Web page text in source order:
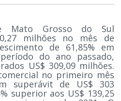
Mato Grosso do Sul
milhões no mês de
de 61,85% em
do ano passado,
US$ 309,09 milhões.
no primeiro mês
superávit de US$ 303
superior aos US$ 139,25